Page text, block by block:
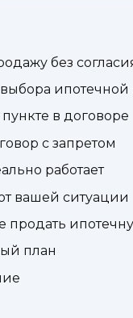
без
в договоре
с запретом
работает
вашей ситуации
план